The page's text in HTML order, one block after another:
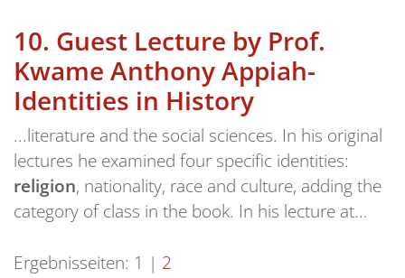
10. Guest Lecture by Prof.
Kwame Anthony Appiah-
Identities in History
...literature and the social sciences. In his original
lectures he examined four specific identities:
religion, nationality, race and culture, adding the
category of class in the book. In his lecture at...
Ergebnisseiten: 1 | 2